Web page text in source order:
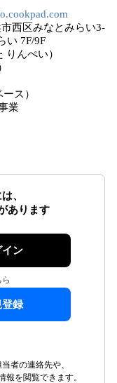
西区みなとみらい3-
い 7F/9F
んぺい）
ス）
事業
、
あります
イン
登録
者の連絡先や、
報を閲覧できます。